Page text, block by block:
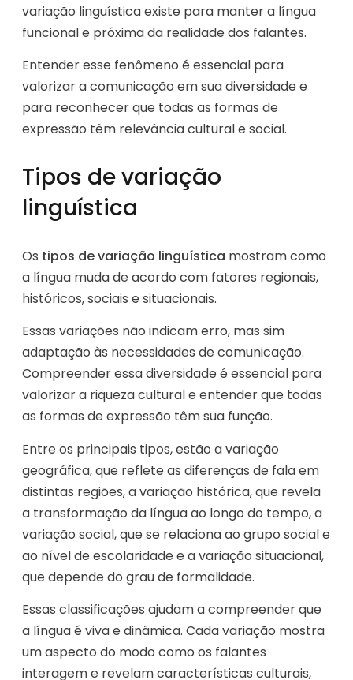
variação linguística existe para manter a língua
funcional e próxima da realidade dos falantes.
Entender esse fenômeno é essencial para
valorizar a comunicação em sua diversidade e
para reconhecer que todas as formas de
expressão têm relevância cultural e social.
Tipos de variação
linguística
Os tipos de variação linguística mostram como
a língua muda de acordo com fatores regionais,
históricos, sociais e situacionais.
Essas variações não indicam erro, mas sim
adaptação às necessidades de comunicação.
Compreender essa diversidade é essencial para
valorizar a riqueza cultural e entender que todas
as formas de expressão têm sua função.
Entre os principais tipos, estão a variação
geográfica, que reflete as diferenças de fala em
distintas regiões, a variação histórica, que revela
a transformação da língua ao longo do tempo, a
variação social, que se relaciona ao grupo social e
ao nível de escolaridade e a variação situacional,
que depende do grau de formalidade.
Essas classificações ajudam a compreender que
a língua é viva e dinâmica. Cada variação mostra
um aspecto do modo como os falantes
interagem e revelam características culturais,